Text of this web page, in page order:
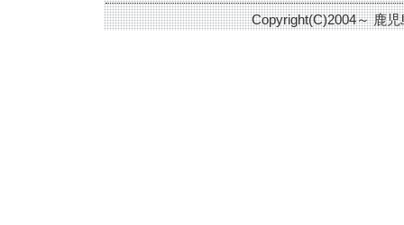
Copyright(C)2004～ 鹿